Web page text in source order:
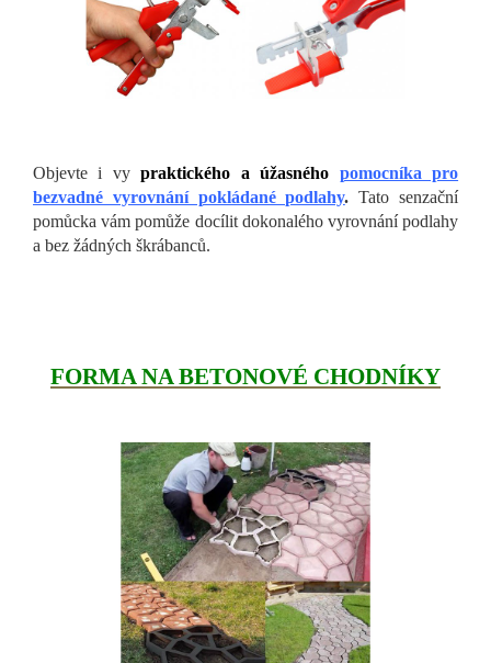
Objevte i vypraktického a úžasného pomocníka pro
bezvadné vyrovnání pokládané podlahy. Tato senzační
pomůcka vám pomůže docílit dokonalého vyrovnání podlahy
a bez žádných škrábanců.
FORMA NA BETONOVÉ CHODNÍKY